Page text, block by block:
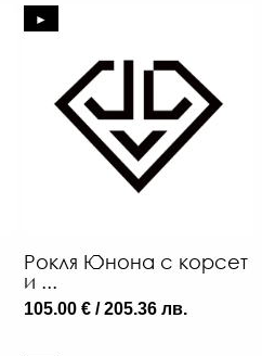
►
Рокля Юнона с корсет
и ...
105.00 € / 205.36 лв.